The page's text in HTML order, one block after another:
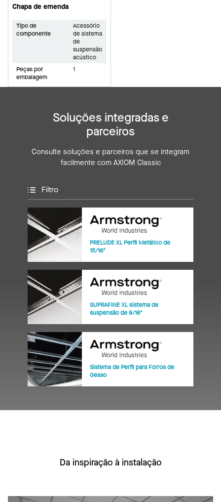
Chapa de emenda
Tipo de
componente
Acessório
de sistema
de
suspensão
acústico
Peças por
embalagem
1
Soluções integradas e
parceiros
Consulte soluções e parceiros que se integram
facilmente com AXIOM Classic
Filtro
PRELUDE XL Perfil Metálico de
15/16"
SUPRAFINE XL sistema de
suspensão de 9/16"
Sistema de Perfil para Forros de
Gesso
Da inspiração à instalação